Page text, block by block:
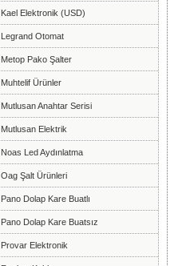
Kael Elektronik (USD)
Legrand Otomat
Metop Pako Şalter
Muhtelif Ürünler
Mutlusan Anahtar Serisi
Mutlusan Elektrik
Noas Led Aydınlatma
Oag Şalt Ürünleri
Pano Dolap Kare Buatlı
Pano Dolap Kare Buatsız
Provar Elektronik